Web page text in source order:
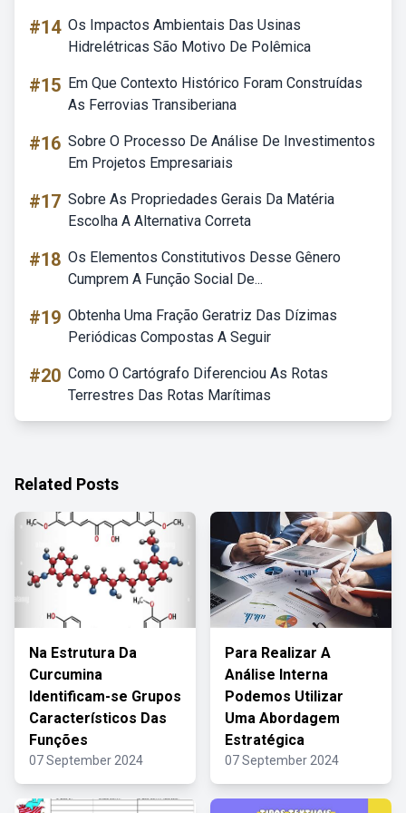
#14 Os Impactos Ambientais Das Usinas
Hidrelétricas São Motivo De Polêmica
#15 Em Que Contexto Histórico Foram Construídas
As Ferrovias Transiberiana
#16 Sobre O Processo De Análise De Investimentos
Em Projetos Empresariais
#17 Sobre As Propriedades Gerais Da Matéria
Escolha A Alternativa Correta
#18 Os Elementos Constitutivos Desse Gênero
Cumprem A Função Social De...
#19 Obtenha Uma Fração Geratriz Das Dízimas
Periódicas Compostas A Seguir
#20 Como O Cartógrafo Diferenciou As Rotas
Terrestres Das Rotas Marítimas
Related Posts
Na Estrutura Da
Curcumina
Identificam-se Grupos
Característicos Das
Funções
07 September 2024
Para Realizar A
Análise Interna
Podemos Utilizar
Uma Abordagem
Estratégica
07 September 2024